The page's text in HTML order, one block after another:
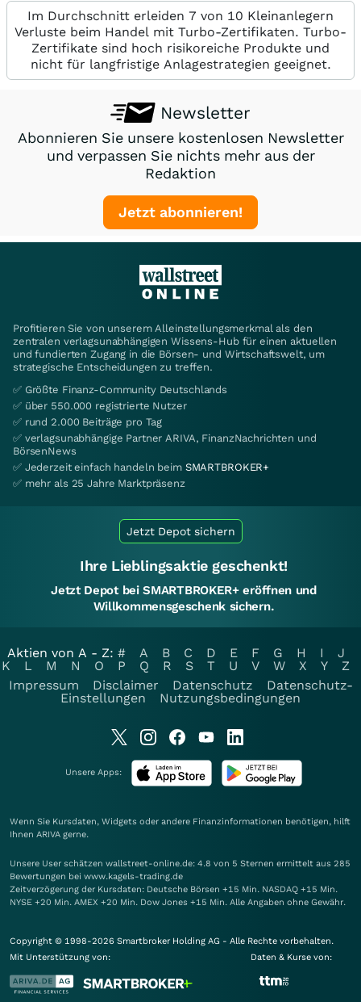
Im Durchschnitt erleiden 7 von 10 Kleinanlegern
Verluste beim Handel mit Turbo-Zertifikaten. Turbo-
Zertifikate sind hoch risikoreiche Produkte und
nicht für langfristige Anlagestrategien geeignet.
Newsletter
Abonnieren Sie unsere kostenlosen Newsletter
und verpassen Sie nichts mehr aus der
Redaktion
Jetzt abonnieren!
Profitieren Sie von unserem Alleinstellungsmerkmal als den
zentralen verlagsunabhängigen Wissens-Hub für einen aktuellen
und fundierten Zugang in die Börsen- und Wirtschaftswelt, um
strategische Entscheidungen zu treffen.
✅ Größte Finanz-Community Deutschlands
✅ über 550.000 registrierte Nutzer
✅ rund 2.000 Beiträge pro Tag
✅ verlagsunabhängige Partner ARIVA, FinanzNachrichten und
BörsenNews
✅ Jederzeit einfach handeln beim SMARTBROKER+
✅ mehr als 25 Jahre Marktpräsenz
Jetzt Depot sichern
Ihre Lieblingsaktie geschenkt!
Jetzt Depot bei SMARTBROKER+ eröffnen und
Willkommensgeschenk sichern.
Aktien von A - Z: # A B C D E F G H I
J
K
L M N O P Q R S T U V W X Y
Z
Impressum
Disclaimer Datenschutz
Datenschutz-
Einstellungen
Nutzungsbedingungen
Unsere Apps:
Wenn Sie Kursdaten, Widgets oder andere Finanzinformationen benötigen, hilft
Ihnen ARIVA gerne.
Unsere User schätzen wallstreet-online.de: 4.8 von 5 Sternen ermittelt aus 285
Bewertungen bei www.kagels-trading.de
Zeitverzögerung der Kursdaten: Deutsche Börsen +15 Min. NASDAQ +15 Min.
NYSE +20 Min. AMEX +20 Min. Dow Jones +15 Min. Alle Angaben ohne Gewähr.
Copyright © 1998-2026 Smartbroker Holding AG - Alle Rechte vorbehalten.
Mit Unterstützung von:
Daten & Kurse von: